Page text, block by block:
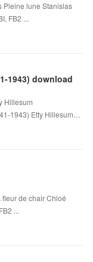
Pleine lune Stanislas
FB2 ...
1943) download
Hillesum
1943) Etty Hillesum…
de chair Chloé
...